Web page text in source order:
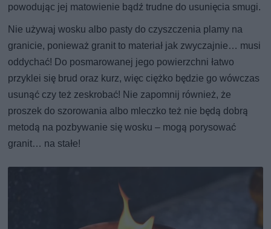
powodując jej matowienie bądź trudne do usunięcia smugi.
Nie używaj wosku albo pasty do czyszczenia plamy na
granicie, ponieważ granit to materiał jak zwyczajnie… musi
oddychać! Do posmarowanej jego powierzchni łatwo
przyklei się brud oraz kurz, więc ciężko będzie go wówczas
usunąć czy też zeskrobać! Nie zapomnij również, że
proszek do szorowania albo mleczko też nie będą dobrą
metodą na pozbywanie się wosku – mogą porysować
granit… na stałe!